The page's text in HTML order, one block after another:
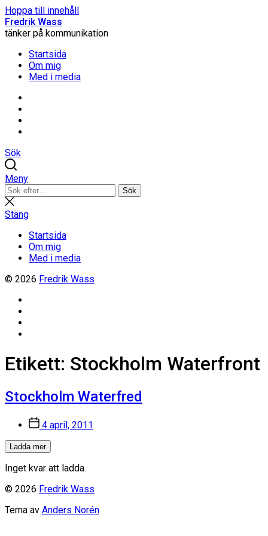
Hoppa till innehåll
Fredrik Wass
tänker på kommunikation
Startsida
Om mig
Med i media
Sök
Meny
Sök
efter:
Sök
Stäng
sökning
Stäng
Startsida
Om mig
Med i media
© 2026 Fredrik Wass
Etikett: Stockholm Waterfront
Stockholm Waterfred
Inläggsdatum
4 april, 2011
Ladda mer
Inget kvar att ladda.
© 2026 Fredrik Wass
Tema av Anders Norén